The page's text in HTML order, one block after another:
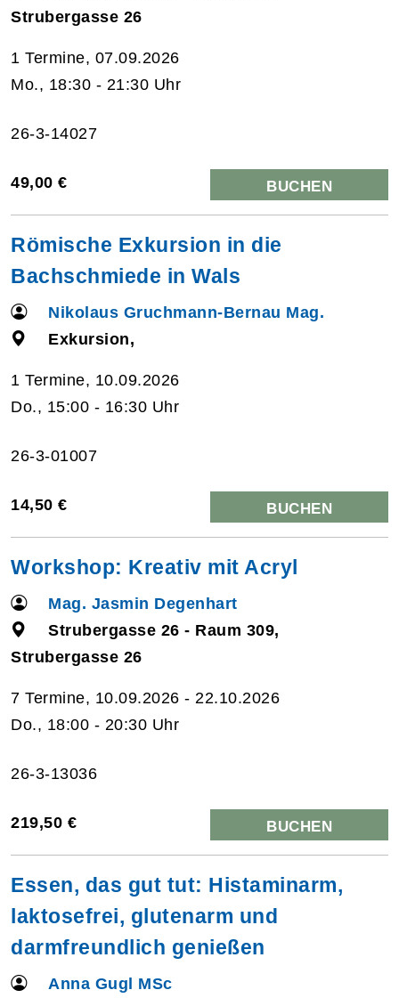
Strubergasse 26
1 Termine, 07.09.2026
Mo., 18:30 - 21:30 Uhr
26-3-14027
49,00 € BUCHEN
Römische Exkursion in die
Bachschmiede in Wals
Nikolaus Gruchmann-Bernau Mag.
Exkursion,
1 Termine, 10.09.2026
Do., 15:00 - 16:30 Uhr
26-3-01007
14,50 € BUCHEN
Workshop: Kreativ mit Acryl
Mag. Jasmin Degenhart
Strubergasse 26 - Raum 309,
Strubergasse 26
7 Termine, 10.09.2026 - 22.10.2026
Do., 18:00 - 20:30 Uhr
26-3-13036
219,50 € BUCHEN
Essen, das gut tut: Histaminarm,
laktosefrei, glutenarm und
darmfreundlich genießen
Anna Gugl MSc